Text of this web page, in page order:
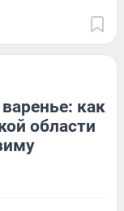
как
области